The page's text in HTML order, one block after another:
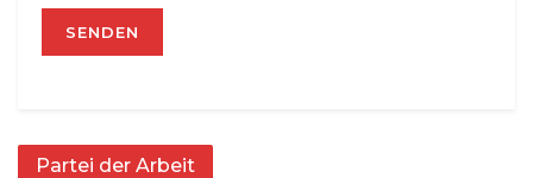
Partei der Arbeit